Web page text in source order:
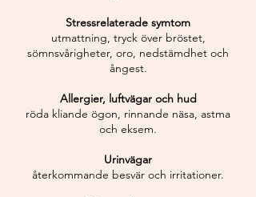
Stressrelaterade symtom
utmattning, tryck över bröstet,
sömnsvårigheter, oro, nedstämdhet och
ångest.
Allergier, luftvägar och hud
röda kliande ögon, rinnande näsa, astma
och eksem.
Urinvägar
återkommande besvär och irritationer.